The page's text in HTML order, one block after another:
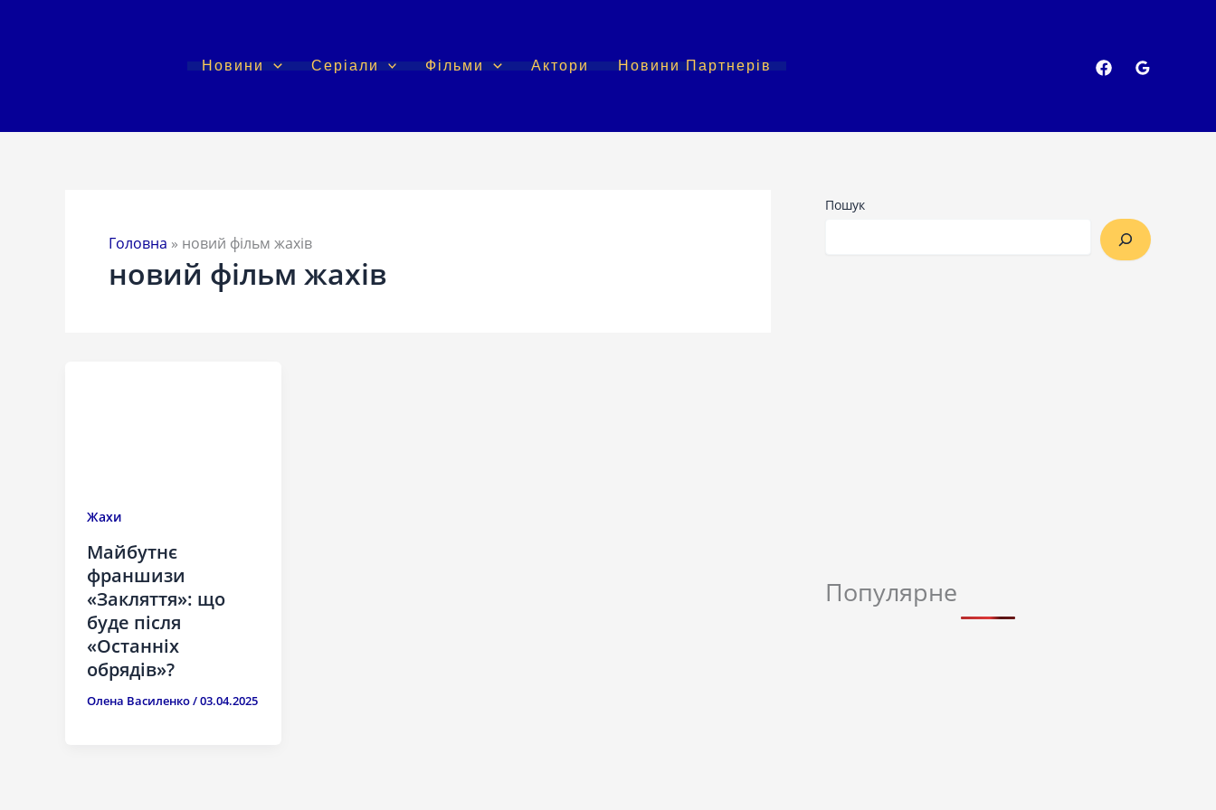
Новини Серіали Фільми Актори Новини Партнерів
Головна » новий фільм жахів
новий фільм жахів
Жахи
Майбутнє
франшизи
«Закляття»: що
буде після
«Останніх
обрядів»?
Олена Василенко/03.04.2025
Пошук
Популярне